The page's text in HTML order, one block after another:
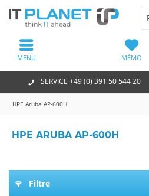
SERVICE +49 (0) 391 50 544 20
MÉMO
MENU
HPE Aruba AP-600H
HPE ARUBA AP-600H
Filtre